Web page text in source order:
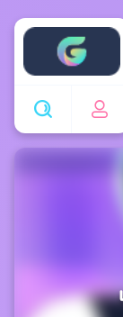
Enjoy4fun